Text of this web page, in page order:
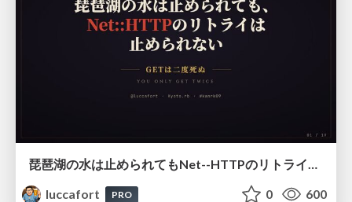
琵琶湖の水は止められてもNet--HTTPのリトライは止められない / You might be able to stop the water flow of Lake Biwa but you can't stop Net::HTTP retries
luccafort
PRO 0 600